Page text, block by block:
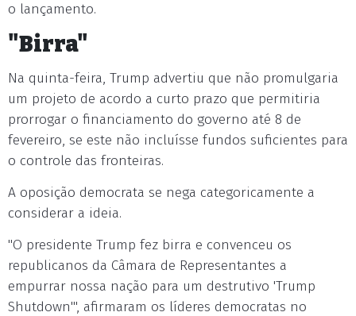
o lançamento.
"Birra"
Na quinta-feira, Trump advertiu que não promulgaria
um projeto de acordo a curto prazo que permitiria
prorrogar o financiamento do governo até 8 de
fevereiro, se este não incluísse fundos suficientes para
o controle das fronteiras.
A oposição democrata se nega categoricamente a
considerar a ideia.
"O presidente Trump fez birra e convenceu os
republicanos da Câmara de Representantes a
empurrar nossa nação para um destrutivo 'Trump
Shutdown'", afirmaram os líderes democratas no